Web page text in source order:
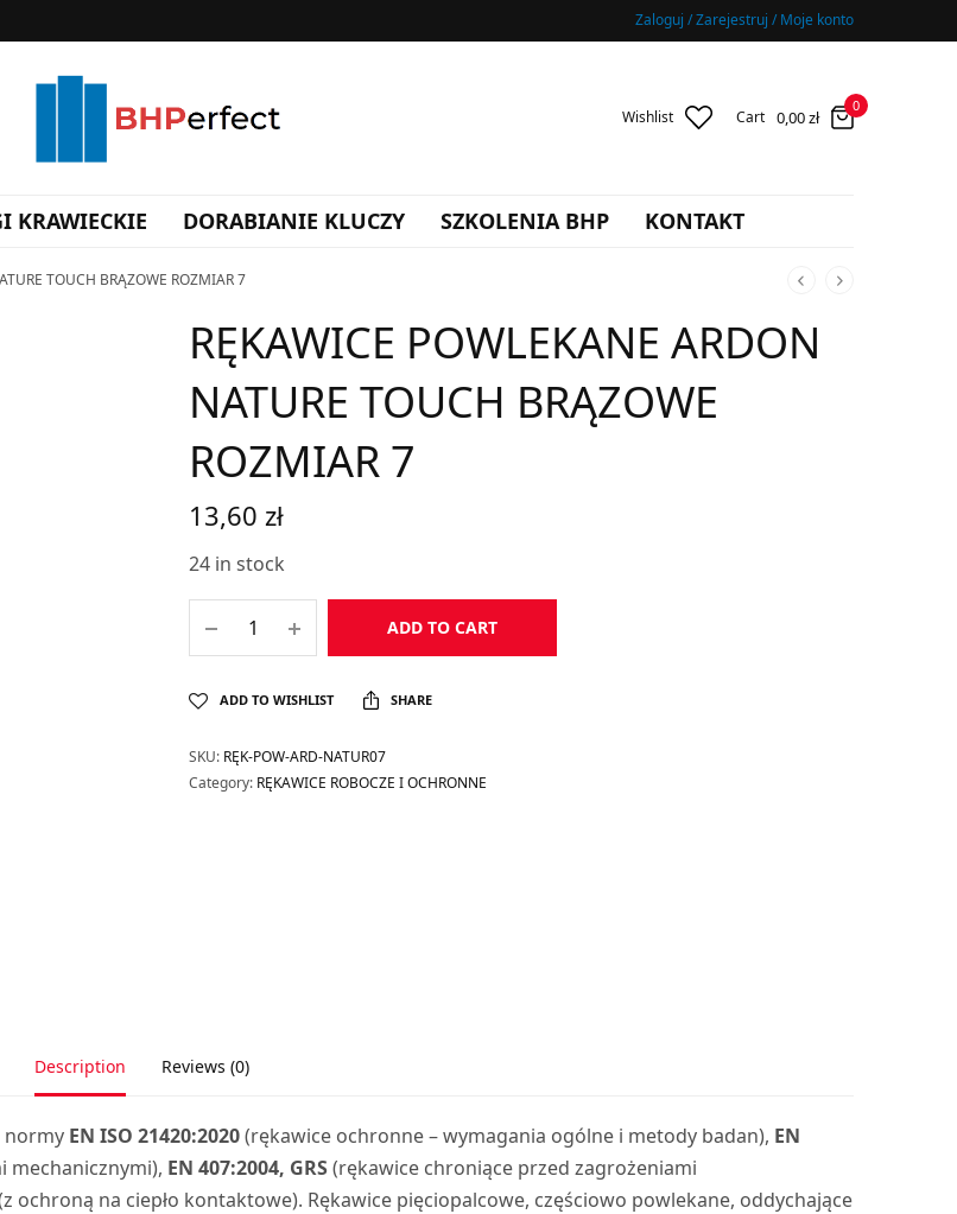
Zaloguj / Zarejestruj / Moje konto
Wishlist Cart 0,00zł
0
KRAWIECKIE DORABIANIE KLUCZY SZKOLENIA BHP KONTAKT
TOUCH BRĄZOWE ROZMIAR 7
RĘKAWICE POWLEKANE ARDON
NATURE TOUCH BRĄZOWE
ROZMIAR 7
13,60 zł
24 in stock
ADD TO CART
ADD TO WISHLIST SHARE
SKU: RĘK-POW-ARD-NATUR07
Category: RĘKAWICE ROBOCZE I OCHRONNE
Description Reviews (0)
normy EN ISO 21420:2020(rękawice ochronne – wymagania ogólne i metody badan), EN
mechanicznymi), EN 407:2004, GRS(rękawice chroniące przed zagrożeniami
na ciepło kontaktowe). Rękawice pięciopalcowe, częściowo powlekane, oddychające